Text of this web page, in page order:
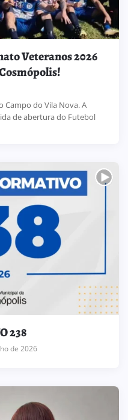
Veteranos 2026
do Vila Nova. A
de abertura do Futebol
238
de 2026